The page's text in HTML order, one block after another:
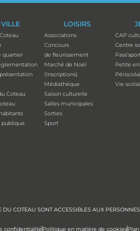
quartier
Coteau
publique
LOISIRS
Associations
Concours
de fleurissement
Marché de Noël
(Inscriptions)
Médiathèque
Saison culturelle
Salles municipales
Sorties
Sport
CAP
Centre
Petite
Vie
DU COTEAU SONT ACCESSIBLES AUX
confidentialité Politique en matière de cookies